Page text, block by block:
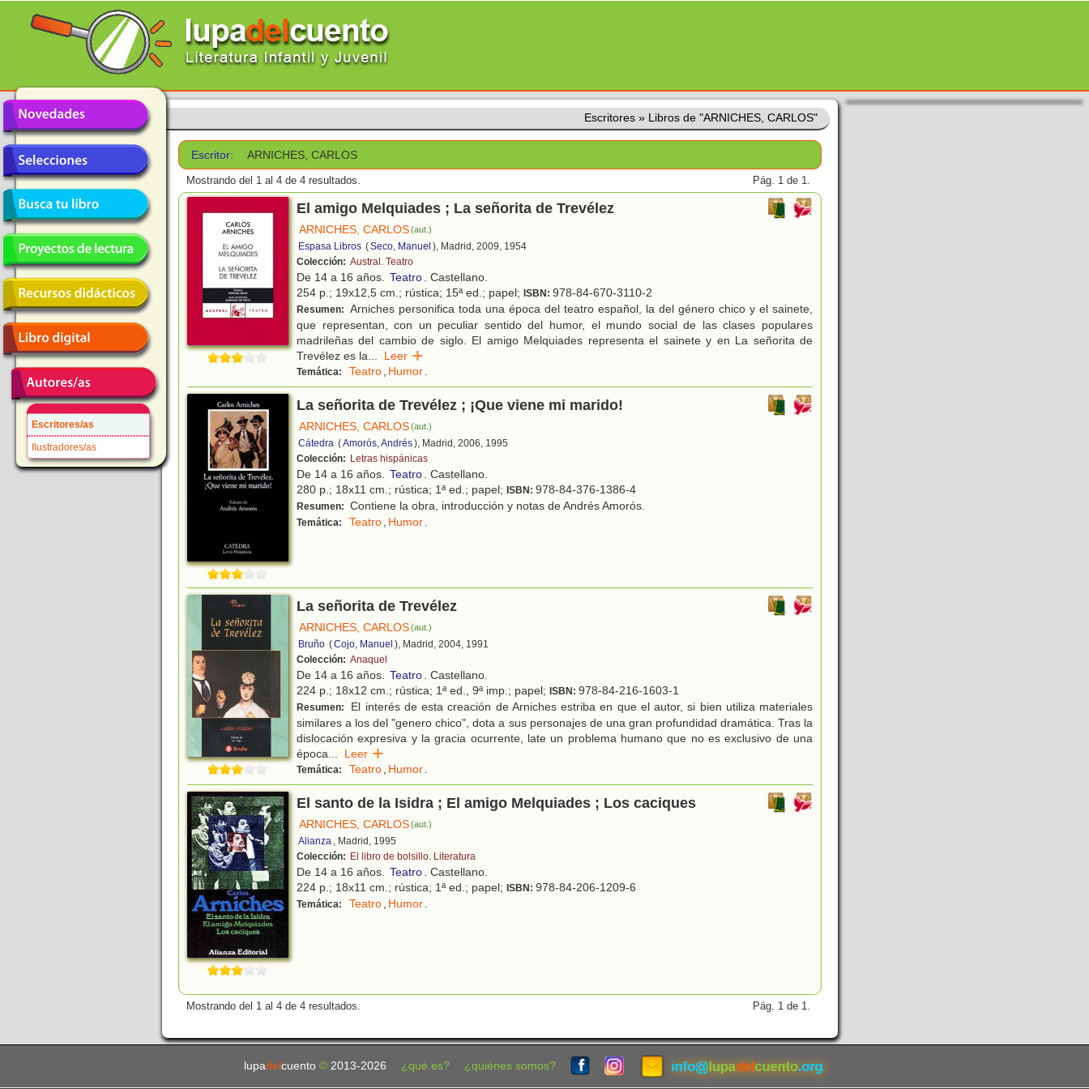
Escritores/as
Ilustradores/as
Escritores » Libros de "ARNICHES, CARLOS"
Escritor: ARNICHES, CARLOS
Mostrando del 1 al 4 de 4 resultados. Pág. 1 de 1.
El amigo Melquiades ; La señorita de Trevélez
ARNICHES, CARLOS(aut.)
Espasa Libros (Seco, Manuel ), Madrid, 2009, 1954
Colección: Austral. Teatro
De 14 a 16 años. Teatro. Castellano.
254 p.; 19x12,5 cm.; rústica; 15ª ed.; papel; ISBN: 978-84-670-3110-2
Resumen: Arniches personifica toda una época del teatro español, la del género chico y el sainete,
que representan, con un peculiar sentido del humor, el mundo social de las clases populares
madrileñas del cambio de siglo. El amigo Melquiades representa el sainete y en La señorita de
Trevélez es la... Leer
Temática: Teatro, Humor.
La señorita de Trevélez ; ¡Que viene mi marido!
ARNICHES, CARLOS(aut.)
Cátedra (Amorós, Andrés), Madrid, 2006, 1995
Colección: Letras hispánicas
De 14 a 16 años. Teatro. Castellano.
280 p.; 18x11 cm.; rústica; 1ª ed.; papel; ISBN: 978-84-376-1386-4
Resumen: Contiene la obra, introducción y notas de Andrés Amorós.
Temática: Teatro, Humor.
La señorita de Trevélez
ARNICHES, CARLOS(aut.)
Bruño (Cojo, Manuel ), Madrid, 2004, 1991
Colección: Anaquel
De 14 a 16 años. Teatro
. Castellano.
224 p.; 18x12 cm.; rústica; 1ª ed., 9ª imp.; papel; ISBN: 978-84-216-1603-1
Resumen:
El interés de esta creación de Arniches estriba en que el autor, si bien utiliza materiales
similares a los del "genero chico", dota a sus personajes de una gran profundidad dramática. Tras la
dislocación expresiva y la gracia ocurrente, late un problema humano que no es exclusivo de una
época
Leer
Temática: Teatro Humor
El santo de la Isidra ; El amigo Melquiades ; Los caciques
ARNICHES, CARLOS(aut.)
Alianza
, Madrid, 1995
Colección: El libro de bolsillo. Literatura
De 14 a 16 años. Teatro
. Castellano.
224 p.; 18x11 cm.; rústica; 1ª ed.; papel; ISBN: 978-84-206-1209-6
Temática: Teatro Humor
Mostrando del 1 al 4 de 4 resultados. Pág. 1 de 1.
lupadelcuento © 2013-2026 ¿qué es? ¿quiénes somos?